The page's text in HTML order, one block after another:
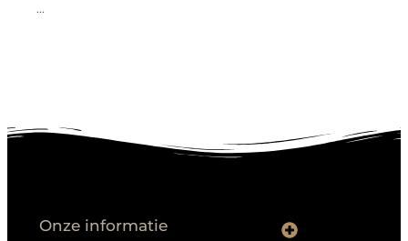
...
Onze informatie